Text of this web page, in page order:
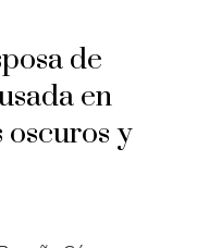
de
en
oscuros y